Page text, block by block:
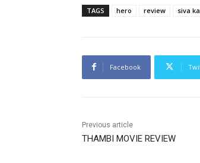
TAGS hero review siva
Facebook
Previous article
THAMBI MOVIE REVIEW